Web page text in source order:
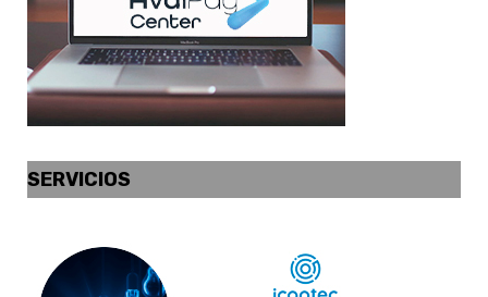
SERVICIOS